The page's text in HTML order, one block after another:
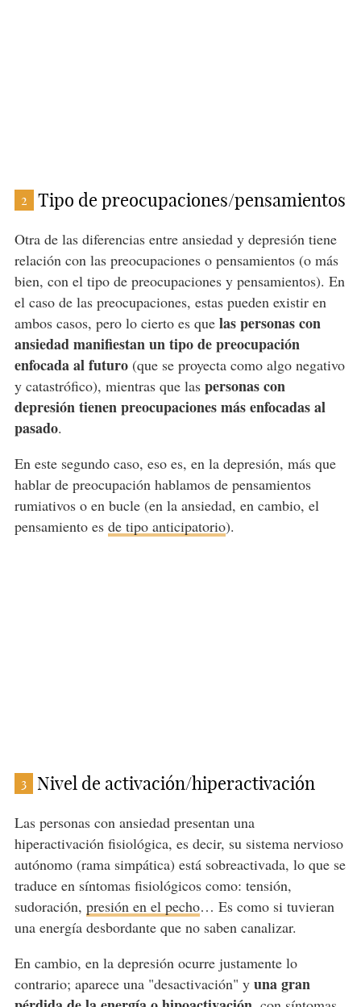
2 Tipo de preocupaciones/pensamientos
Otra de las diferencias entre ansiedad y depresión tiene
relación con las preocupaciones o pensamientos (o más
bien, con el tipo de preocupaciones y pensamientos). En
el caso de las preocupaciones, estas pueden existir en
ambos casos, pero lo cierto es que las personas con
ansiedad manifiestan un tipo de preocupación
enfocada al futuro(que se proyecta como algo negativo
y catastrófico), mientras que las personas con
depresión tienen preocupaciones más enfocadas al
pasado.
En este segundo caso, eso es, en la depresión, más que
hablar de preocupación hablamos de pensamientos
rumiativos o en bucle (en la ansiedad, en cambio, el
pensamiento es de tipo anticipatorio).
3 Nivel de activación/hiperactivación
Las personas con ansiedad presentan una
hiperactivación fisiológica, es decir, su sistema nervioso
autónomo (rama simpática) está sobreactivada, lo que se
traduce en síntomas fisiológicos como: tensión,
sudoración, presión en el pecho… Es como si tuvieran
una energía desbordante que no saben canalizar.
En cambio, en la depresión ocurre justamente lo
contrario; aparece una "desactivación" y una gran